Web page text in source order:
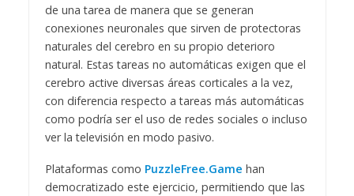
de una tarea de manera que se generan
conexiones neuronales que sirven de protectoras
naturales del cerebro en su propio deterioro
natural. Estas tareas no automáticas exigen que el
cerebro active diversas áreas corticales a la vez,
con diferencia respecto a tareas más automáticas
como podría ser el uso de redes sociales o incluso
ver la televisión en modo pasivo.
Plataformas como PuzzleFree.Game han
democratizado este ejercicio, permitiendo que las